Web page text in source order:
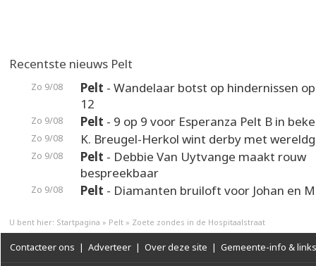
Recentste nieuws Pelt
Zo 9/08 Pelt - Wandelaar botst op hindernissen
12
Zo 9/08 Pelt - 9 op 9 voor Esperanza Pelt B in
Zo 9/08 K. Breugel-Herkol wint derby met
Zo 9/08 Pelt - Debbie Van Uytvange maakt rouw
bespreekbaar
Zo 9/08 Pelt - Diamanten bruiloft voor Johan en
U bent hier: Startpagina » Pelt » Zoete zondes in de Hospitaalstraat
Contacteer ons | Adverteer | Over deze site | Gemeente-info & links